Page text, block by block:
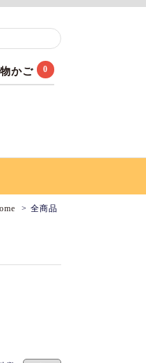
かご 0
全商品